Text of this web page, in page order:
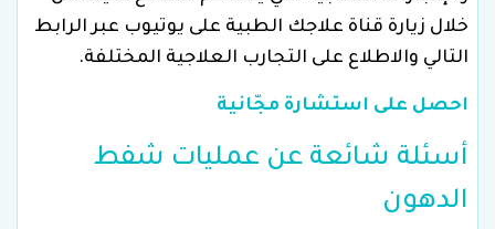
خلال زيارة قناة علاجك الطبية على يوتيوب عبر الرابط
التالي والاطلاع على التجارب العلاجية المختلفة.
احصل على استشارة مجّانية
أسئلة شائعة عن عمليات شفط
الدهون